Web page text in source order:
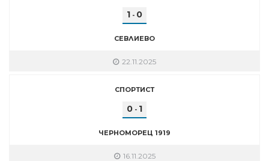
1 - 0
СЕВЛИЕВО
22.11.2025
СПОРТИСТ
0 - 1
ЧЕРНОМОРЕЦ 1919
16.11.2025